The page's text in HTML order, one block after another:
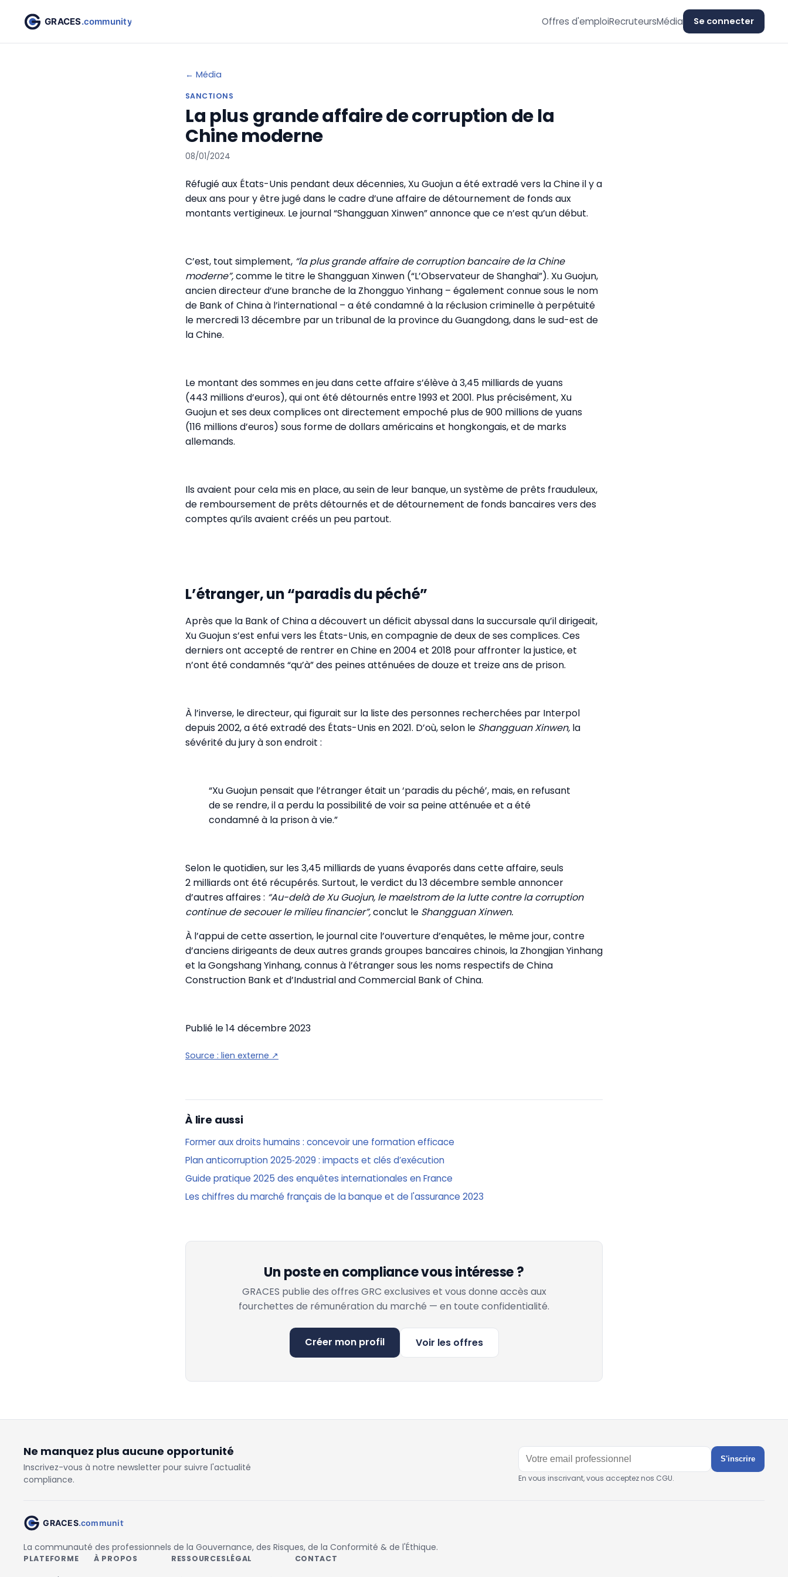
Offres d'emploiRecruteursMédia Se connecter
← Média
SANCTIONS
La plus grande affaire de corruption de la
Chine moderne
08/01/2024
Réfugié aux États-Unis pendant deux décennies, Xu Guojun a été extradé vers la Chine il y a
deux ans pour y être jugé dans le cadre d’une affaire de détournement de fonds aux
montants vertigineux. Le journal “Shangguan Xinwen” annonce que ce n’est qu’un début.
C’est, tout simplement, “la plus grande affaire de corruption bancaire de la Chine
moderne”,comme le titre le Shangguan Xinwen (“L’Observateur de Shanghai”). Xu Guojun,
ancien directeur d’une branche de la Zhongguo Yinhang – également connue sous le nom
de Bank of China à l’international – a été condamné à la réclusion criminelle à perpétuité
le mercredi 13 décembre par un tribunal de la province du Guangdong, dans le sud-est de
la Chine.
Le montant des sommes en jeu dans cette affaire s’élève à 3,45 milliards de yuans
(443 millions d’euros), qui ont été détournés entre 1993 et 2001. Plus précisément, Xu
Guojun et ses deux complices ont directement empoché plus de 900 millions de yuans
(116 millions d’euros) sous forme de dollars américains et hongkongais, et de marks
allemands.
Ils avaient pour cela mis en place, au sein de leur banque, un système de prêts frauduleux,
de remboursement de prêts détournés et de détournement de fonds bancaires vers des
comptes qu’ils avaient créés un peu partout.
L’étranger, un “paradis du péché”
Après que la Bank of China a découvert un déficit abyssal dans la succursale qu’il dirigeait,
Xu Guojun s’est enfui vers les États-Unis, en compagnie de deux de ses complices. Ces
derniers ont accepté de rentrer en Chine en 2004 et 2018 pour affronter la justice, et
n’ont été condamnés “qu’à” des peines atténuées de douze et treize ans de prison.
À l’inverse, le directeur, qui figurait sur la liste des personnes recherchées par Interpol
depuis 2002, a été extradé des États-Unis en 2021. D’où, selon le Shangguan Xinwen, la
sévérité du jury à son endroit :
“Xu Guojun pensait que l’étranger était un ‘paradis du péché’, mais, en refusant
de se rendre, il a perdu la possibilité de voir sa peine atténuée et a été
condamné à la prison à vie.”
Selon le quotidien, sur les 3,45 milliards de yuans évaporés dans cette affaire, seuls
2 milliards ont été récupérés. Surtout, le verdict du 13 décembre semble annoncer
d’autres affaires : “Au-delà de Xu Guojun, le maelstrom de la lutte contre la corruption
continue de secouer le milieu financier”,conclut le Shangguan Xinwen.
À l’appui de cette assertion, le journal cite l’ouverture d’enquêtes, le même jour, contre
d’anciens dirigeants de deux autres grands groupes bancaires chinois, la Zhongjian Yinhang
et la Gongshang Yinhang, connus à l’étranger sous les noms respectifs de China
Construction Bank et d’Industrial and Commercial Bank of China.
Publié le 14 décembre 2023
Source : lien externe ↗
À lire aussi
Former aux droits humains : concevoir une formation efficace
Plan anticorruption 2025‑2029 : impacts et clés d’exécution
Guide pratique 2025 des enquêtes internationales en France
Les chiffres du marché français de la banque et de l'assurance 2023
Un poste en compliance vous intéresse ?
GRACES publie des offres GRC exclusives et vous donne accès aux
fourchettes de rémunération du marché — en toute confidentialité.
Créer mon profil Voir les offres
Ne manquez plus aucune opportunité
Inscrivez-vous à notre newsletter pour suivre l'actualité
compliance.
S'inscrire
En vous inscrivant, vous acceptez nos CGU.
La communauté des professionnels de la Gouvernance, des Risques, de la Conformité & de l'Éthique.
PLATEFORME À PROPOS RESSOURCESLÉGAL CONTACT